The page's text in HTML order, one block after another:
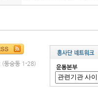
(동숭동 1-28)